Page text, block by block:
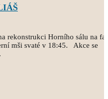
rekonstrukci Horního sálu na
mši svaté v 18:45. Akce se
.